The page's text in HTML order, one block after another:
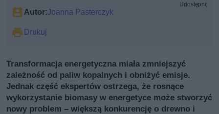
Autor:Joanna Pasterczyk
Drukuj
Udostępnij
Transformacja energetyczna miała zmniejszyć
zależność od paliw kopalnych i obniżyć emisje.
Jednak część ekspertów ostrzega, że rosnące
wykorzystanie biomasy w energetyce może stworzyć
nowy problem – większą konkurencję o drewno i